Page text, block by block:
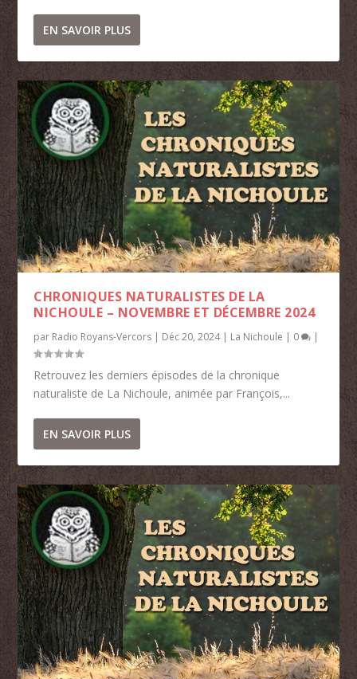
EN SAVOIR PLUS
CHRONIQUES NATURALISTES DE LA
NICHOULE – NOVEMBRE ET DÉCEMBRE 2024
par Radio Royans-Vercors Déc 20, 2024| La Nichoule 0
Retrouvez les derniers épisodes de la chronique
naturaliste de La Nichoule, animée par François,...
EN SAVOIR PLUS